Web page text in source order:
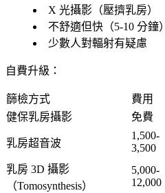
X 光攝影 （壓擠乳房）
不舒適但快 （5-10 分鐘）
少數人對輻射有疑慮
自費升級 ：
篩檢方式 費用
健保乳房攝影
免費
乳房超音波
1,500-
3,500
乳房 3D 攝影
（Tomosynthesis）
5,000-
12,000